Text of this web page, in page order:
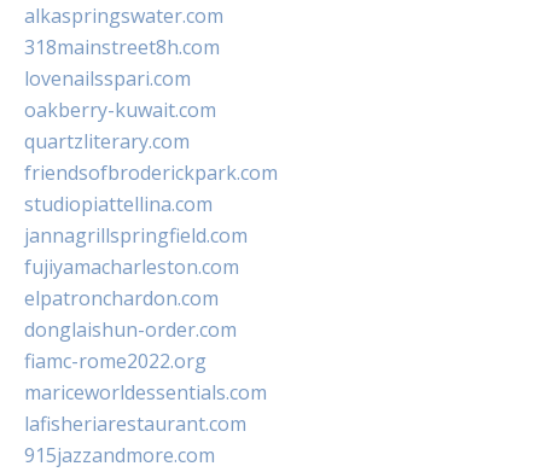
alkaspringswater.com
318mainstreet8h.com
lovenailsspari.com
oakberry-kuwait.com
quartzliterary.com
friendsofbroderickpark.com
studiopiattellina.com
jannagrillspringfield.com
fujiyamacharleston.com
elpatronchardon.com
donglaishun-order.com
fiamc-rome2022.org
mariceworldessentials.com
lafisheriarestaurant.com
915jazzandmore.com